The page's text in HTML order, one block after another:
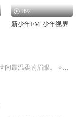
892
新少年FM·少年视界